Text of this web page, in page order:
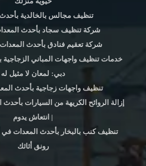
تنظيف مجالس بالخالدية
شركة تنظيف سجاد بأحدث
شركة تعقيم فنادق بأحدث
خدمات تنظيف واجهات المباني
دبي: لمعان لا مثيل له
تنظيف واجهات زجاجية بأحدث
إزالة الروائح الكريهة من السيارات
| انتعاش يدوم
تنظيف كنب بالبخار بأحدث المعدات في
رونق أثاثك